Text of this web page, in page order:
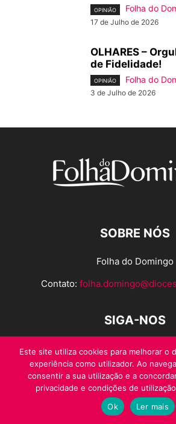
OPINIÃO Folha do
17 de Julho de 2026
OLHARES –
de Fidelidade!
OPINIÃO Folha do
3 de Julho de 2026
SOBRE NÓS
Folha do Domingo
Contato:
SIGA-NOS
© Folha do Domingo 2026, todos os
Este site utiliza cookies para melhorar o
experiência como utilizador. Ao
consentir a sua utilização e a
privacidade e condições de
Ok
Ler mais